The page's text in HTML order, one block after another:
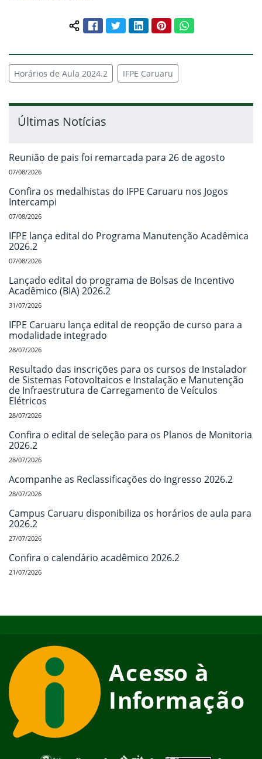
Compartilhar conteúdo:
FacebookTwitterLinkedInPinterestWhatsApp
Horários de Aula 2024.2 IFPE Caruaru
Últimas Notícias
Reunião de pais foi remarcada para 26 de agosto
07/08/2026
Confira os medalhistas do IFPE Caruaru nos Jogos
Intercampi
07/08/2026
IFPE lança edital do Programa Manutenção Acadêmica
2026.2
07/08/2026
Lançado edital do programa de Bolsas de Incentivo
Acadêmico (BIA) 2026.2
31/07/2026
IFPE Caruaru lança edital de reopção de curso para a
modalidade integrado
28/07/2026
Resultado das inscrições para os cursos de Instalador
de Sistemas Fotovoltaicos e Instalação e Manutenção
de Infraestrutura de Carregamento de Veículos
Elétricos
28/07/2026
Confira o edital de seleção para os Planos de Monitoria
2026.2
28/07/2026
Acompanhe as Reclassificações do Ingresso 2026.2
28/07/2026
Campus Caruaru disponibiliza os horários de aula para
2026.2
27/07/2026
Confira o calendário acadêmico 2026.2
21/07/2026